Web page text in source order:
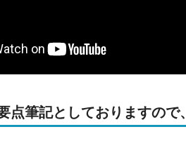
筆記としておりますので